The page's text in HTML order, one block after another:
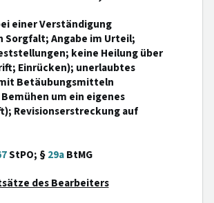
einer Verständigung
Sorgfalt; Angabe im Urteil;
keine Heilung über
Einrücken); unerlaubtes
Betäubungsmitteln
um ein eigenes
Revisionserstreckung auf
StPO; §29aBtMG
des Bearbeiters